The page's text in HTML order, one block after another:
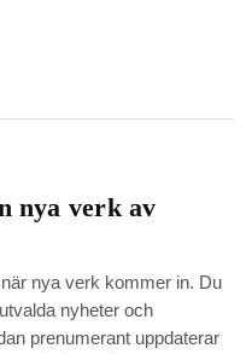
nya verk av
nya verk kommer in. Du
nyheter och
prenumerant uppdaterar